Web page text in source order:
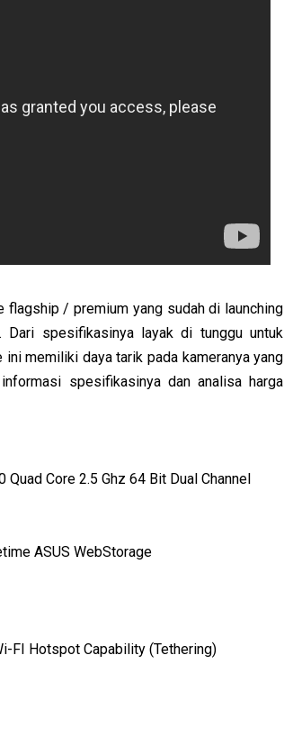
/ premium yang sudah di launching
spesifikasinya layak di tunggu untuk
memiliki daya tarik pada kameranya yang
spesifikasinya dan analisa harga
Core 2.5 Ghz 64 Bit Dual Channel
ASUS WebStorage
FI Hotspot Capability (Tethering)